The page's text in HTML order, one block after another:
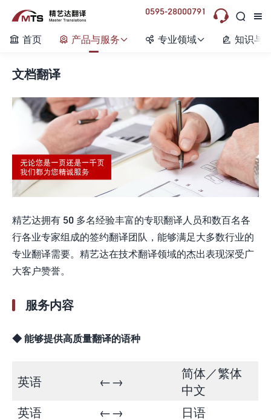


0595-28000791 
 首页  产品与服务  专业领域  知识与
文档翻译
精艺达拥有 50 多名经验丰富的专职翻译人员和数百名各
行各业专家组成的签约翻译团队，能够满足大多数行业的
专业翻译需要。精艺达在技术翻译领域的杰出表现深受广
大客户赞誉。
服务内容
◆ 能够提供高质量翻译的语种
英语 ←→
简体／繁体
中文
英语
←→
日语